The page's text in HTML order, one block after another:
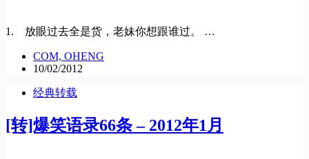
1. 放眼过去全是货，老妹你想跟谁过。 …
COM, OHENG
10/02/2012
经典转载
[转]爆笑语录66条 – 2012年1月